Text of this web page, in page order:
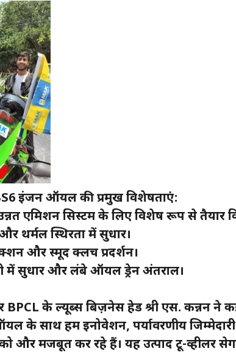
इंजन ऑयल की प्रमुख विशेषताएं:
एमिशन सिस्टम के लिए विशेष रूप से तैयार
थर्मल स्थिरता में सुधार।
और स्मूद क्लच प्रदर्शन।
में सुधार और लंबे ऑयल ड्रेन अंतराल।
के ल्यूब्स बिज़नेस हेड श्री एस. कन्नन ने
के साथ हम इनोवेशन, पर्यावरणीय जिम्मेदारी
को और मजबूत कर रहे हैं। यह उत्पाद टू-व्हीलर